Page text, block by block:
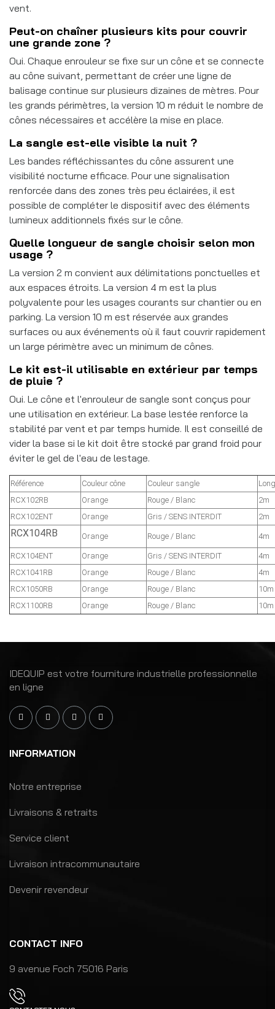
vent.
Peut-on chaîner plusieurs kits pour couvrir
une grande zone ?
Oui. Chaque enrouleur se fixe sur un cône et se connecte
au cône suivant, permettant de créer une ligne de
balisage continue sur plusieurs dizaines de mètres. Pour
les grands périmètres, la version 10 m réduit le nombre de
cônes nécessaires et accélère la mise en place.
La sangle est-elle visible la nuit ?
Les bandes réfléchissantes du cône assurent une
visibilité nocturne efficace. Pour une signalisation
renforcée dans des zones très peu éclairées, il est
possible de compléter le dispositif avec des éléments
lumineux additionnels fixés sur le cône.
Quelle longueur de sangle choisir selon mon
usage ?
La version 2 m convient aux délimitations ponctuelles et
aux espaces étroits. La version 4 m est la plus
polyvalente pour les usages courants sur chantier ou en
parking. La version 10 m est réservée aux grandes
surfaces ou aux événements où il faut couvrir rapidement
un large périmètre avec un minimum de cônes.
Le kit est-il utilisable en extérieur par temps
de pluie ?
Oui. Le cône et l'enrouleur de sangle sont conçus pour
une utilisation en extérieur. La base lestée renforce la
stabilité par vent et par temps humide. Il est conseillé de
vider la base si le kit doit être stocké par grand froid pour
éviter le gel de l'eau de lestage.
Référence Couleur cône Couleur sangle
RCX102RB
Orange Rouge / Blanc
2m
RCX102ENT
Orange Gris / SENS INTERDIT 2m
RCX104RB Orange Rouge / Blanc 4m
RCX104ENT Orange Gris / SENS INTERDIT
4m
RCX1041RB
Orange Rouge / Blanc
4m
RCX1050RB
Orange Rouge / Blanc
10m
RCX1100RB
Orange Rouge / Blanc 10m
IDEQUIP est votre fourniture industrielle professionnelle
en ligne
INFORMATION
Notre entreprise
Livraisons & retraits
Service client
Livraison intracommunautaire
Devenir revendeur
CONTACT INFO
9 avenue Foch 75016 Paris